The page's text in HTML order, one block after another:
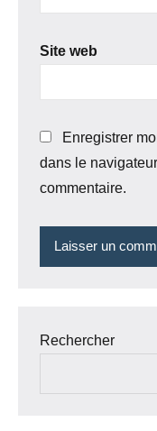
Site web
Enregistrer
dans le
commentaire.
Rechercher